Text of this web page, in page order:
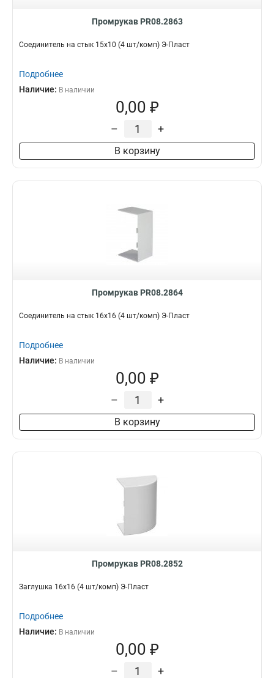
Промрукав PR08.2863
Соединитель на стык 15х10 (4 шт/комп) Э-Пласт
Подробнее
Наличие: В наличии
0,00 ₽
– +
В корзину
Промрукав PR08.2864
Соединитель на стык 16х16 (4 шт/комп) Э-Пласт
Подробнее
Наличие: В наличии
0,00 ₽
– +
В корзину
Промрукав PR08.2852
Заглушка 16х16 (4 шт/комп) Э-Пласт
Подробнее
Наличие: В наличии
0,00 ₽
– +